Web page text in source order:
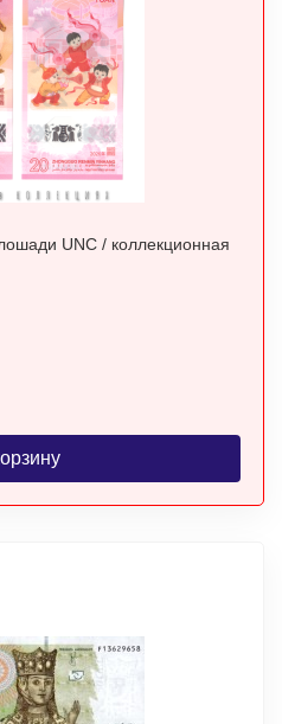
UNC / коллекционная